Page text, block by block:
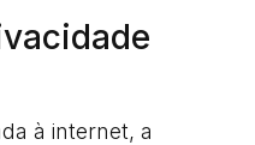
à internet, a